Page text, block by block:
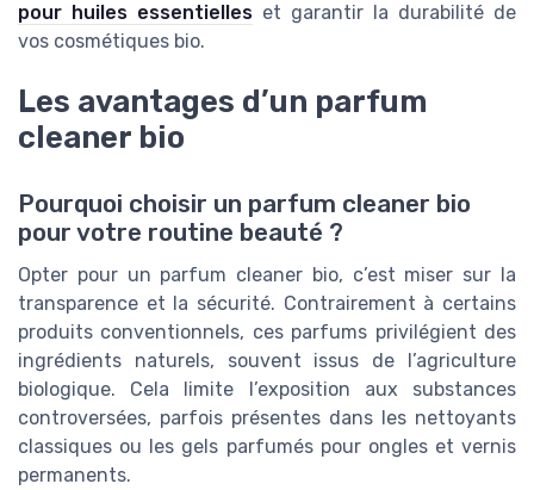
pour huiles essentielles et garantir la durabilité de
vos cosmétiques bio.
Les avantages d’un parfum
cleaner bio
Pourquoi choisir un parfum cleaner bio
pour votre routine beauté ?
Opter pour un parfum cleaner bio, c’est miser sur la
transparence et la sécurité. Contrairement à certains
produits conventionnels, ces parfums privilégient des
ingrédients naturels, souvent issus de l’agriculture
biologique. Cela limite l’exposition aux substances
controversées, parfois présentes dans les nettoyants
classiques ou les gels parfumés pour ongles et vernis
permanents.